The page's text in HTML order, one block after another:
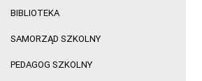
BIBLIOTEKA
SAMORZĄD SZKOLNY
PEDAGOG SZKOLNY